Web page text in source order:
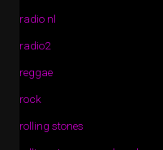
radio nl
radio2
reggae
rock
rolling stones